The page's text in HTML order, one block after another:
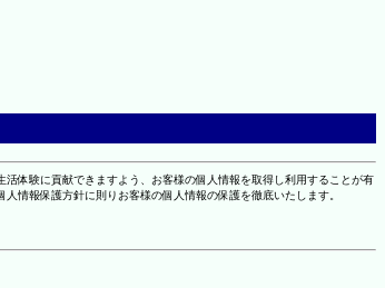
体験に貢献できますよう、お客様の個人情報を取得し利用することが有
情報保護方針に則りお客様の個人情報の保護を徹底いたします。